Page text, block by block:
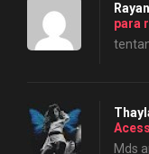
para
Mds